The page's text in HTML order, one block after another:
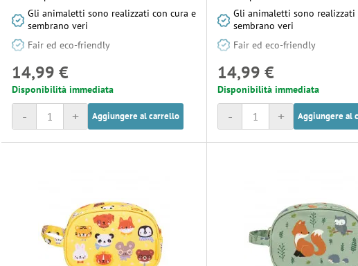
Gli animaletti sono realizzati con cura e
sembrano veri
Fair ed eco-friendly
14,99 €
Disponibilità immediata
+
- Aggiungere al carrello
Gli animaletti sono realizzati
sembrano veri
Fair ed eco-friendly
14,99 €
Disponibilità immediata
+
- Aggiungere al